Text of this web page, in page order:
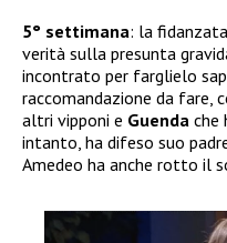
5° settimana: la fidanzata
verità sulla presunta
incontrato per farglielo
raccomandazione da fare,
altri vipponi e Guenda che
intanto, ha difeso suo
Amedeo ha anche rotto il